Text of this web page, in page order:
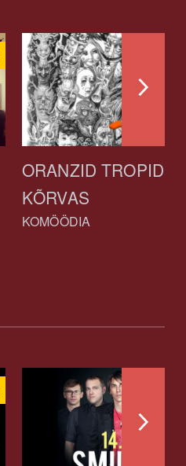
ORANZID TROPID
KÕRVAS
KOMÖÖDIA